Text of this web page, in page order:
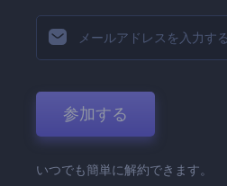
参加する
いつでも簡単に解約できます。